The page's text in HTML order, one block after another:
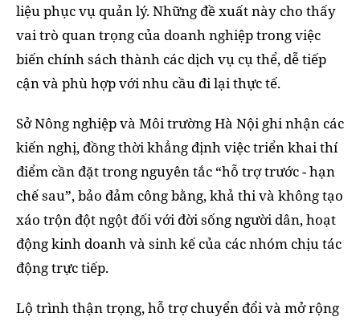
liệu phục vụ quản lý. Những đề xuất này cho thấy
vai trò quan trọng của doanh nghiệp trong việc
biến chính sách thành các dịch vụ cụ thể, dễ tiếp
cận và phù hợp với nhu cầu đi lại thực tế.
Sở Nông nghiệp và Môi trường Hà Nội ghi nhận các
kiến nghị, đồng thời khẳng định việc triển khai thí
điểm cần đặt trong nguyên tắc “hỗ trợ trước - hạn
chế sau”, bảo đảm công bằng, khả thi và không tạo
xáo trộn đột ngột đối với đời sống người dân, hoạt
động kinh doanh và sinh kế của các nhóm chịu tác
động trực tiếp.
Lộ trình thận trọng, hỗ trợ chuyển đổi và mở rộng